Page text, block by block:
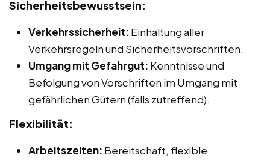
Sicherheitsbewusstsein:
Verkehrssicherheit: Einhaltung aller
Verkehrsregeln und Sicherheitsvorschriften.
Umgang mit Gefahrgut: Kenntnisse und
Befolgung von Vorschriften im Umgang mit
gefährlichen Gütern (falls zutreffend).
Flexibilität:
Arbeitszeiten: Bereitschaft, flexible